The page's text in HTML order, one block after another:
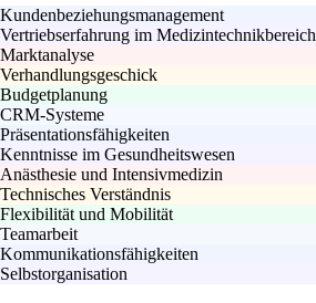
Kundenbeziehungsmanagement
Vertriebserfahrung im Medizintechnikbereich
Marktanalyse
Verhandlungsgeschick
Budgetplanung
CRM-Systeme
Präsentationsfähigkeiten
Kenntnisse im Gesundheitswesen
Anästhesie und Intensivmedizin
Technisches Verständnis
Flexibilität und Mobilität
Teamarbeit
Kommunikationsfähigkeiten
Selbstorganisation